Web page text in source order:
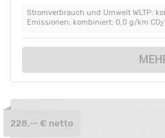
Stromverbrauch und Umwelt WLTP:
Emissionen: kombiniert: 0,0 g/km CO2
228,-- € netto